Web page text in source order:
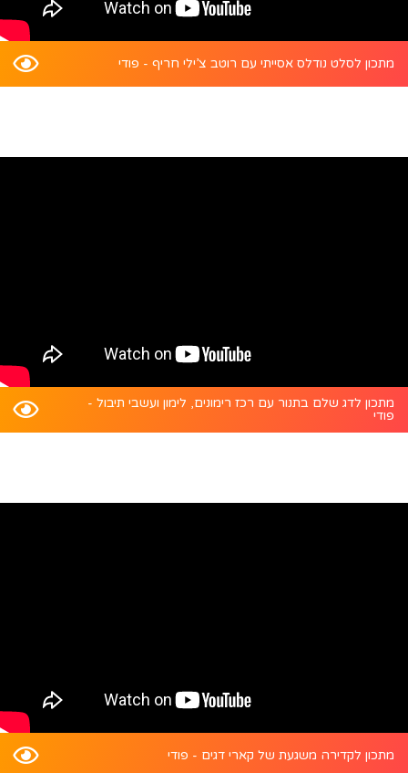
מתכון לסלט נודלס אסייתי עם רוטב צ’ילי חריף - פודי
מתכון לדג שלם בתנור עם רכז רימונים, לימון ועשבי תיבול -
פודי
מתכון לקדירה משגעת של קארי דגים - פודי